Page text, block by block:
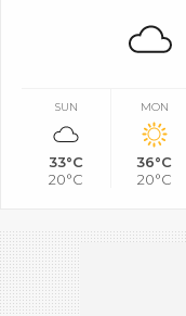
SUN
33°C
20°C
MON
36°C
20°C